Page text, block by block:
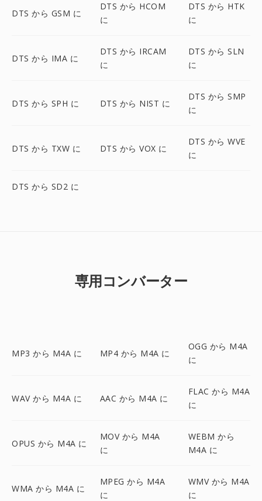
DTS から GSM に
DTS から HCOM
に
DTS から HTK
に
DTS から IMA に
DTS から IRCAM
に
DTS から SLN
に
DTS から SPH に DTS から NIST に
DTS から SMP
に
DTS から TXW に DTS から VOX に
DTS から WVE
に
DTS から SD2 に
専用コンバーター
MP3 から M4A に MP4 から M4A に
OGG から M4A
に
WAV から M4A に AAC から M4A に
FLAC から M4A
に
OPUS から M4A に
MOV から M4A
に
WEBM から
M4A に
WMA から M4A に
MPEG から M4A
に
WMV から M4A
に